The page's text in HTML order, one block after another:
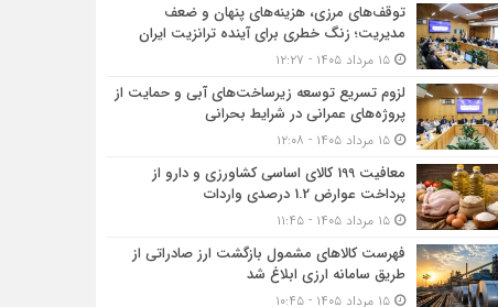
توقف‌های مرزی، هزینه‌های پنهان و ضعف
مدیریت؛ زنگ خطری برای آینده ترانزیت ایران
۱۵ مرداد ۱۴۰۵ - ۱۲:۲۷
لزوم تسریع توسعه زیرساخت‌های آبی و حمایت از
پروژه‌های عمرانی در شرایط بحرانی
۱۵ مرداد ۱۴۰۵ - ۱۲:۰۸
معافیت 199 کالای اساسی کشاورزی و دارو از
پرداخت عوارض 1.2 درصدی واردات
۱۵ مرداد ۱۴۰۵ - ۱۱:۴۵
فهرست کالاهای مشمول بازگشت ارز صادراتی از
طریق سامانه ارزی ابلاغ شد
۱۵ مرداد ۱۴۰۵ - ۱۰:۴۵